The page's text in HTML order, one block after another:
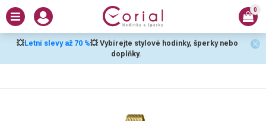
💥Letní slevy až 70 %💥 Vybírejte stylové hodinky, šperky nebo
doplňky.
0